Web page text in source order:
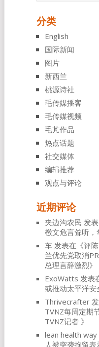
分类
English
国际新闻
图片
新西兰
桃源诗社
毛传媒播客
毛传媒视频
毛芃作品
热点话题
社交媒体
编辑推荐
观点与评论
近期评论
夹边沟农民 发
檄文危言耸听
车发表在《评
兰优先党取消
总理言辞激烈》
ExoWatts 发表
或推动太平洋安
Thrivecrafter
TVNZ每周定期
TVNZ记者 》
lean health way
人被突袭拘留